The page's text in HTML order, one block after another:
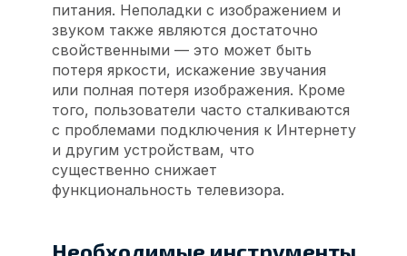
питания. Неполадки с изображением и
звуком также являются достаточно
свойственными — это может быть
потеря яркости, искажение звучания
или полная потеря изображения. Кроме
того, пользователи часто сталкиваются
с проблемами подключения к Интернету
и другим устройствам, что
существенно снижает
функциональность телевизора.